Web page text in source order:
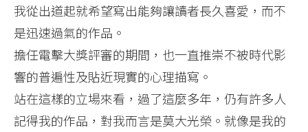
我從出道起就希望寫出能夠讓讀者長久喜愛，而不
是迅速過氣的作品。
擔任電擊大獎評審的期間，也一直推崇不被時代影
響的普遍性及貼近現實的心理描寫。
站在這樣的立場來看，過了這麼多年，仍有許多人
記得我的作品，對我而言是莫大光榮。就像是我的